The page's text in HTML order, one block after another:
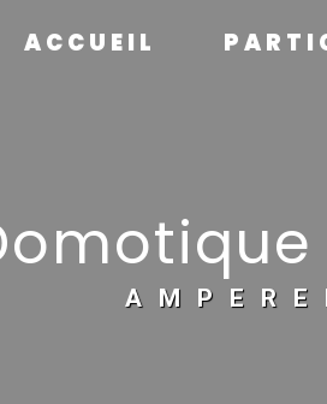
ACCUEIL